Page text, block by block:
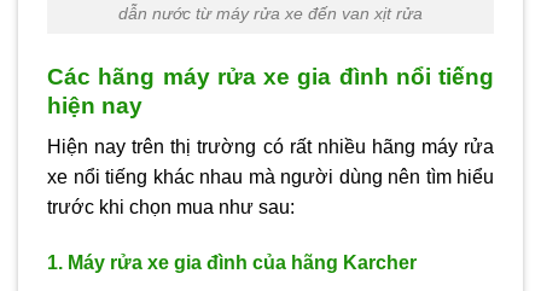
dẫn nước từ máy rửa xe đến van xịt rửa
Các hãng máy rửa xe gia đình nổi tiếng
hiện nay
Hiện nay trên thị trường có rất nhiều hãng máy rửa
xe nổi tiếng khác nhau mà người dùng nên tìm hiểu
trước khi chọn mua như sau:
1. Máy rửa xe gia đình của hãng Karcher